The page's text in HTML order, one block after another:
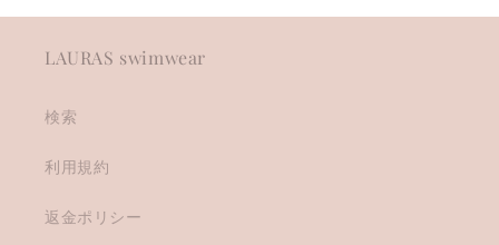
LAURAS swimwear
検索
利用規約
返金ポリシー